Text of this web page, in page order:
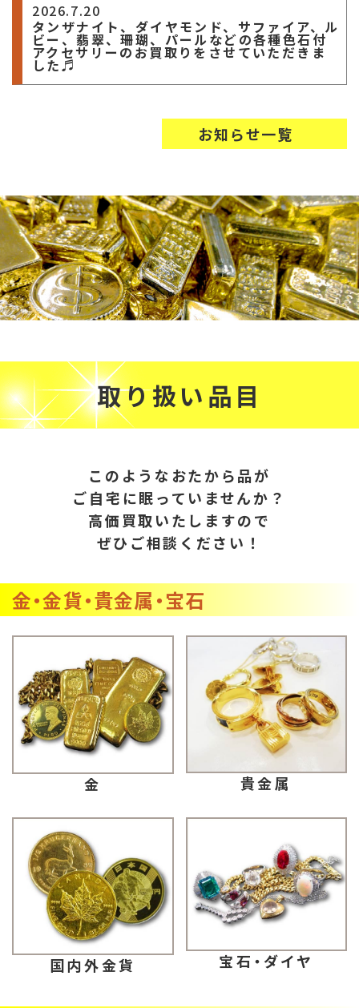
2026.7.20
タンザナイト、ダイヤモンド、サファイア、ル
ビー、翡翠、珊瑚、パールなどの各種色石付
アクセサリーのお買取りをさせていただきま
した♬
お知らせ一覧
取り扱い品目
このようなおたから品が
ご自宅に眠っていませんか？
高価買取いたしますので
ぜひご相談ください！
金・金貨・貴金属・宝石
金 貴金属
国内外金貨 宝石・ダイヤ